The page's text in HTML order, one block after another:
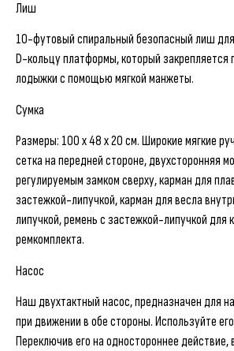
Лиш
10-футовый спиральный безопасный лиш
D-кольцу платформы, который закрепляется
лодыжки с помощью мягкой манжеты.
Сумка
Размеры: 100 x 48 x 20 см. Широкие мягкие
сетка на передней стороне, двухсторонняя
регулируемым замком сверху, карман для
застежкой-липучкой, карман для весла
липучкой, ремень с застежкой-липучкой для
ремкомплекта.
Насос
Наш двухтактный насос, предназначен для
при движении в обе стороны. Используйте
Переключив его на одностороннее действие,